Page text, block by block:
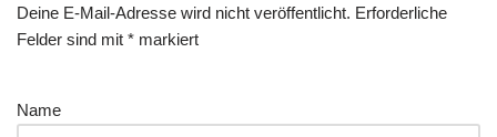
Deine E-Mail-Adresse wird nicht veröffentlicht. Erforderliche
Felder sind mit * markiert
Name